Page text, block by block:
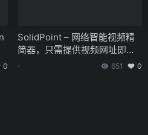
0
SolidPoint – 网络智能视频精
简器，只需提供视频网址即可
651 0